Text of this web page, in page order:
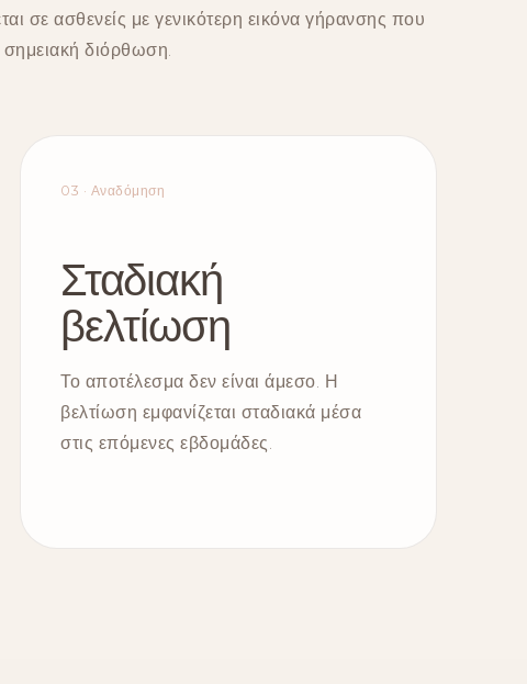
σε ασθενείς με γενικότερη εικόνα γήρανσης που
σημειακή διόρθωση.
03 · Αναδόμηση
Σταδιακή
βελτίωση
Το αποτέλεσμα δεν είναι άμεσο. Η
βελτίωση εμφανίζεται σταδιακά μέσα
στις επόμενες εβδομάδες.